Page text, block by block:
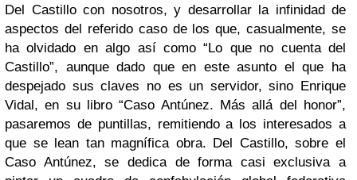
Del Castillo con nosotros, y desarrollar la infinidad de
aspectos del referido caso de los que, casualmente, se
ha olvidado en algo así como “Lo que no cuenta del
Castillo”, aunque dado que en este asunto el que ha
despejado sus claves no es un servidor, sino Enrique
Vidal, en su libro “Caso Antúnez. Más allá del honor”,
pasaremos de puntillas, remitiendo a los interesados a
que se lean tan magnífica obra. Del Castillo, sobre el
Caso Antúnez, se dedica de forma casi exclusiva a